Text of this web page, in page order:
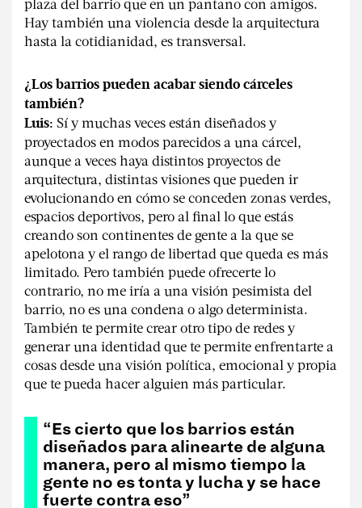
plaza del barrio que en un pantano con amigos.
Hay también una violencia desde la arquitectura
hasta la cotidianidad, es transversal.
¿Los barrios pueden acabar siendo cárceles
también?
Luis: Sí y muchas veces están diseñados y
proyectados en modos parecidos a una cárcel,
aunque a veces haya distintos proyectos de
arquitectura, distintas visiones que pueden ir
evolucionando en cómo se conceden zonas verdes,
espacios deportivos, pero al final lo que estás
creando son continentes de gente a la que se
apelotona y el rango de libertad que queda es más
limitado. Pero también puede ofrecerte lo
contrario, no me iría a una visión pesimista del
barrio, no es una condena o algo determinista.
También te permite crear otro tipo de redes y
generar una identidad que te permite enfrentarte a
cosas desde una visión política, emocional y propia
que te pueda hacer alguien más particular.
“Es cierto que los barrios están
diseñados para alinearte de alguna
manera, pero al mismo tiempo la
gente no es tonta y lucha y se hace
fuerte contra eso”